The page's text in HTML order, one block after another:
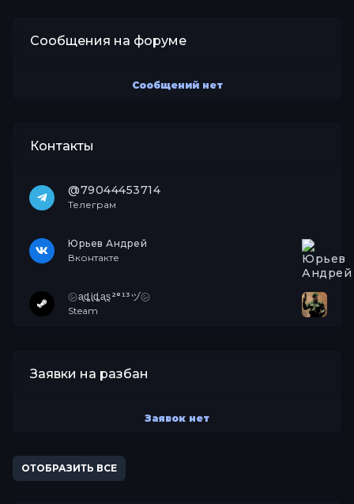
Сообщения на форуме
Сообщений нет
Контакты
@79044453714
Телеграм
Юрьев Андрей
Вконтакте
㋛ᶏȡᶖȡᶏȿ²°¹³ヅ㋛
Steam
Заявки на разбан
Заявок нет
ОТОБРАЗИТЬ ВСЕ